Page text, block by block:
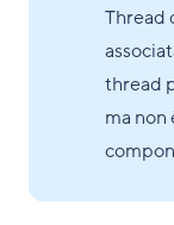
Thread
thread
ma